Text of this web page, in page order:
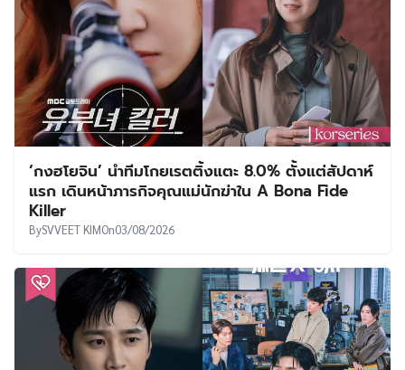
‘กงฮโยจิน’ นำทีมโกยเรตติ้งแตะ 8.0% ตั้งแต่สัปดาห์
แรก เดินหน้าภารกิจคุณแม่นักฆ่าใน A Bona Fide
Killer
BySVVEET KIMOn03/08/2026